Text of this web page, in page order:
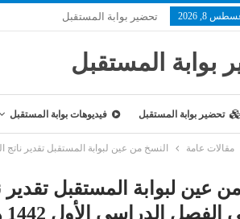
8, 2026 تحضير بوابة المستقبل
بوابة المستقبل
تحضير بوابة المستقبل فيديوهات بوابة المستقبل
مقالات عامة النسخ من عين لبوابة المستقبل تقدير ناتج
عين لبوابة المستقبل
الفصل الدراسي الأول 1442 هـ